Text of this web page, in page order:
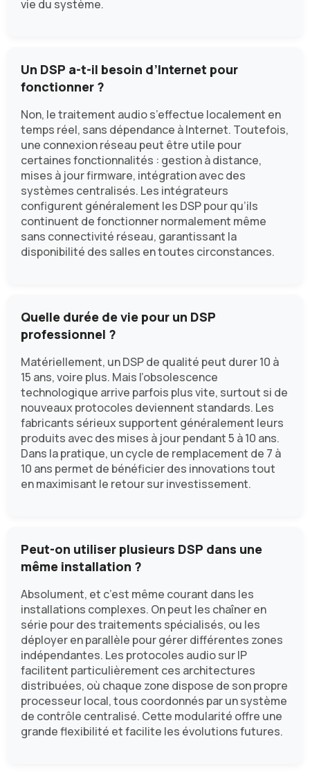
vie du système.
Un DSP a-t-il besoin d’Internet pour
fonctionner ?
Non, le traitement audio s’effectue localement en
temps réel, sans dépendance à Internet. Toutefois,
une connexion réseau peut être utile pour
certaines fonctionnalités : gestion à distance,
mises à jour firmware, intégration avec des
systèmes centralisés. Les intégrateurs
configurent généralement les DSP pour qu’ils
continuent de fonctionner normalement même
sans connectivité réseau, garantissant la
disponibilité des salles en toutes circonstances.
Quelle durée de vie pour un DSP
professionnel ?
Matériellement, un DSP de qualité peut durer 10 à
15 ans, voire plus. Mais l’obsolescence
technologique arrive parfois plus vite, surtout si de
nouveaux protocoles deviennent standards. Les
fabricants sérieux supportent généralement leurs
produits avec des mises à jour pendant 5 à 10 ans.
Dans la pratique, un cycle de remplacement de 7 à
10 ans permet de bénéficier des innovations tout
en maximisant le retour sur investissement.
Peut-on utiliser plusieurs DSP dans une
même installation ?
Absolument, et c’est même courant dans les
installations complexes. On peut les chaîner en
série pour des traitements spécialisés, ou les
déployer en parallèle pour gérer différentes zones
indépendantes. Les protocoles audio sur IP
facilitent particulièrement ces architectures
distribuées, où chaque zone dispose de son propre
processeur local, tous coordonnés par un système
de contrôle centralisé. Cette modularité offre une
grande flexibilité et facilite les évolutions futures.